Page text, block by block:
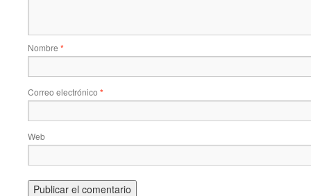
Nombre *
Correo electrónico *
Web